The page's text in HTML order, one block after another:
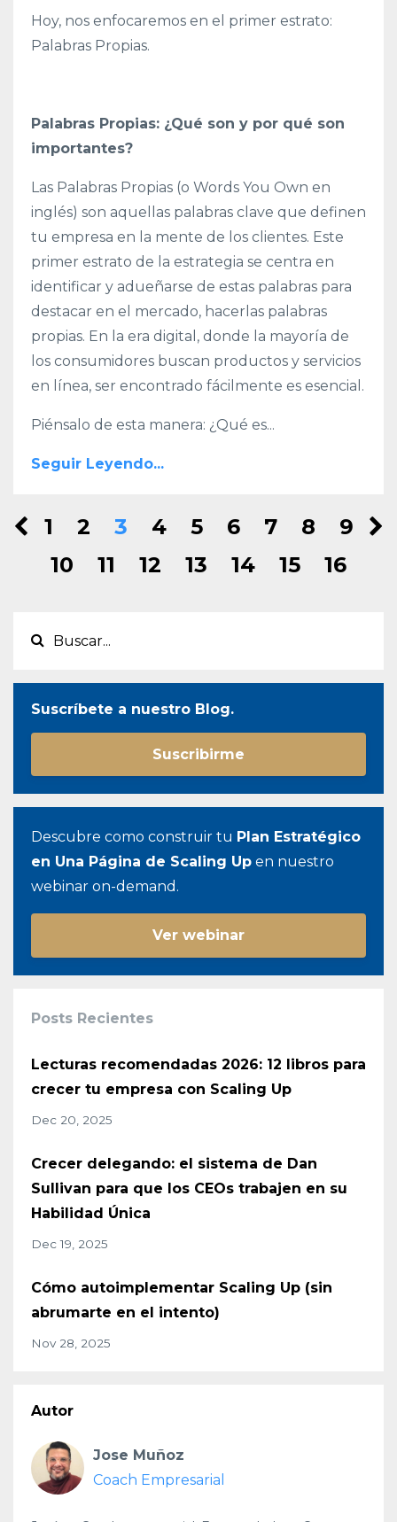
Hoy, nos enfocaremos en el primer estrato:
Palabras Propias.
Palabras Propias: ¿Qué son y por qué son
importantes?
Las Palabras Propias (o Words You Own en
inglés) son aquellas palabras clave que definen
tu empresa en la mente de los clientes. Este
primer estrato de la estrategia se centra en
identificar y adueñarse de estas palabras para
destacar en el mercado, hacerlas palabras
propias. En la era digital, donde la mayoría de
los consumidores buscan productos y servicios
en línea, ser encontrado fácilmente es esencial.
Piénsalo de esta manera: ¿Qué es...
Seguir Leyendo...
1 2 3 4 5 6 7 8
9
10
11 12 13 14 15 16
Suscríbete a nuestro Blog.
Suscribirme
Descubre como construir tu Plan Estratégico
en Una Página de Scaling Up en nuestro
webinar on-demand.
Ver webinar
Posts Recientes
Lecturas recomendadas 2026: 12 libros para
crecer tu empresa con Scaling Up
Dec 20, 2025
Crecer delegando: el sistema de Dan
Sullivan para que los CEOs trabajen en su
Habilidad Única
Dec 19, 2025
Cómo autoimplementar Scaling Up (sin
abrumarte en el intento)
Nov 28, 2025
Autor
Jose Muñoz
Coach Empresarial